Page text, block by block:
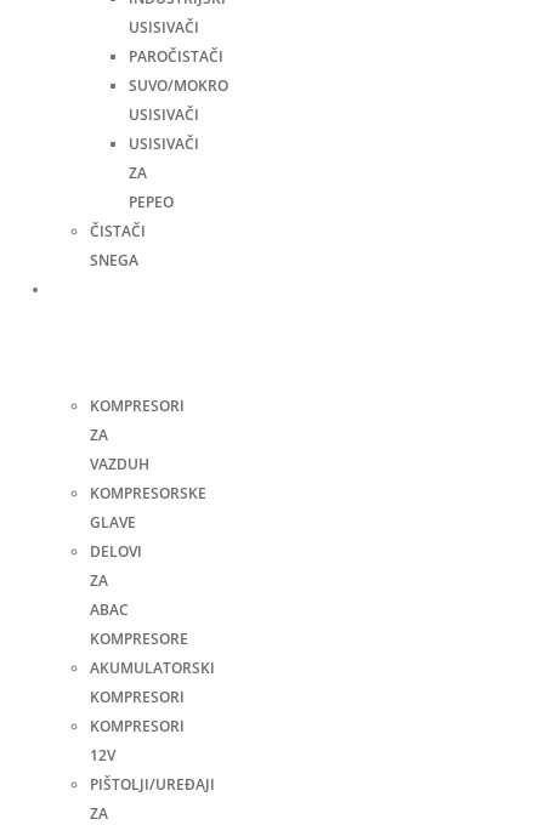
USISIVAČI
PAROČISTAČI
SUVO/MOKRO
USISIVAČI
USISIVAČI
ZA
PEPEO
ČISTAČI
SNEGA
KOMPRESORI
ZA
VAZDUH
KOMPRESORSKE
GLAVE
DELOVI
ZA
ABAC
KOMPRESORE
AKUMULATORSKI
KOMPRESORI
KOMPRESORI
12V
PIŠTOLJI/UREĐAJI
ZA